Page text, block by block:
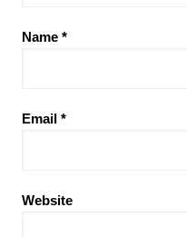
Name *
Email *
Website